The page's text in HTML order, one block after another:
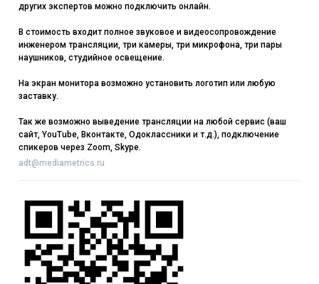
других экспертов можно подключить онлайн.
В стоимость входит полное звуковое и видеосопровождение
инженером трансляции, три камеры, три микрофона, три пары
наушников, студийное освещение.
На экран монитора возможно установить логотип или любую
заставку.
Так же возможно выведение трансляции на любой сервис (ваш
сайт, YouTube, Вконтакте, Одоклассники и т.д.), подключение
спикеров через Zoom, Skype.
adt@mediametrics.ru